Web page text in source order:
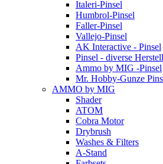
Italeri-Pinsel
Humbrol-Pinsel
Faller-Pinsel
Vallejo-Pinsel
AK Interactive - Pinsel
Pinsel - diverse
Ammo by MIG -Pinsel
Mr. Hobby-Gunze
AMMO by MIG
Shader
ATOM
Cobra Motor
Drybrush
Washes & Filters
A-Stand